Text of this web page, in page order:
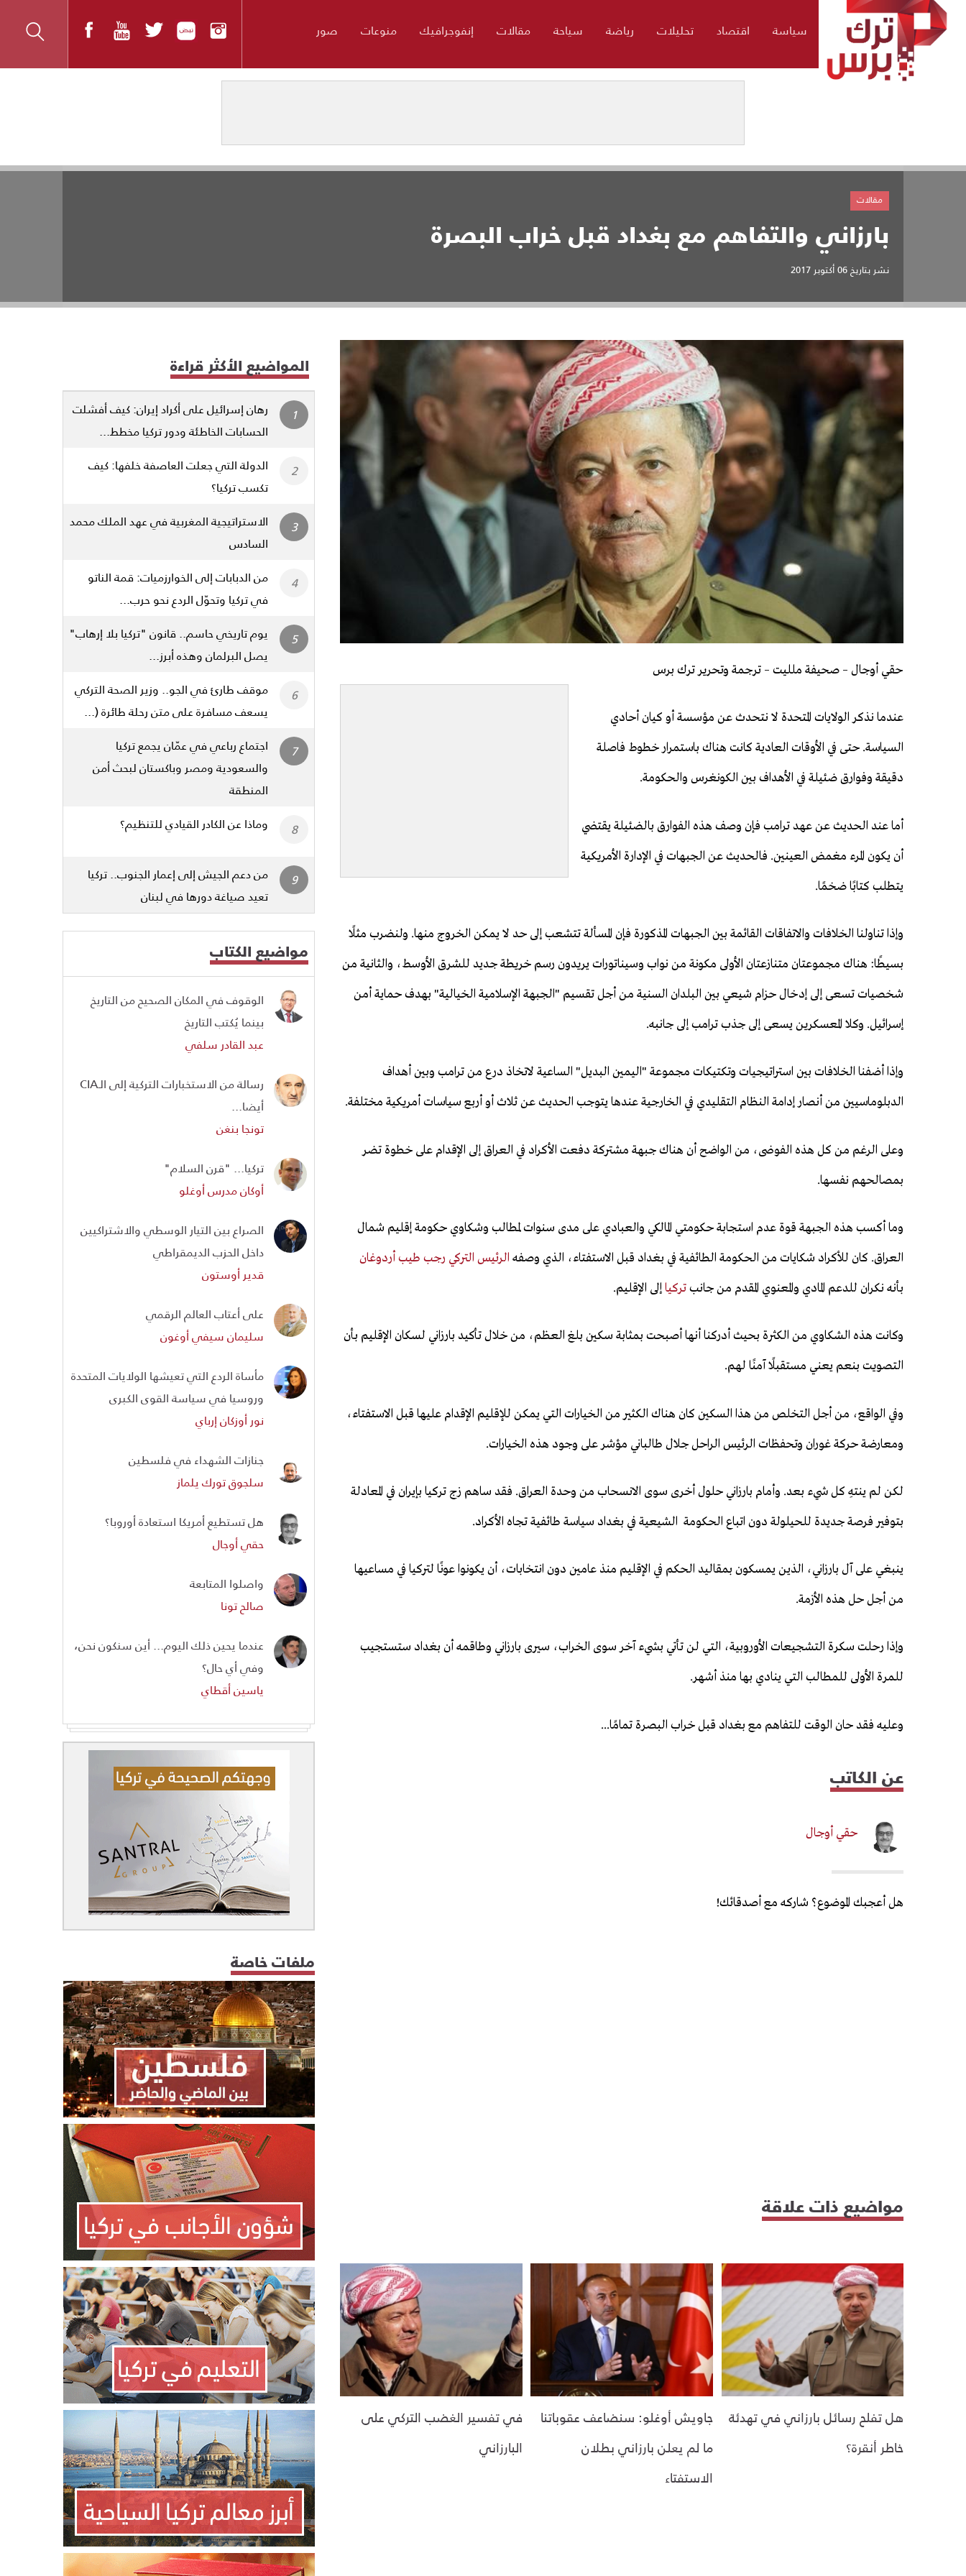
سياسة اقتصاد تحليلات رياضة سياحة مقالات إنفوجرافيك منوعات صور
بارزاني والتفاهم مع بغداد قبل خراب البصرة
نشر بتاريخ06 أكتوبر 2017
مقالات
حقي أوجال – صحيفة ملليت – ترجمة وتحرير ترك برس
عندما نذكر الولايات المتحدة لا نتحدث عن مؤسسة أو كيان أحادي
السياسة. حتى في الأوقات العادية كانت هناك باستمرار خطوط فاصلة
دقيقة وفوارق ضئيلة في الأهداف بين الكونغرس والحكومة.
أما عند الحديث عن عهد ترامب فإن وصف هذه الفوارق بالضئيلة يقتضي
أن يكون المرء مغمض العينين. فالحديث عن الجبهات في الإدارة الأمريكية
يتطلب كتابًا ضخمًا.
وإذا تناولنا الخلافات والاتفاقات القائمة بين الجبهات المذكورة فإن المسألة تتشعب إلى حد لا يمكن الخروج منها. ولنضرب مثلًا
بسيطًا: هناك مجموعتان متنازعتان الأولى مكونة من نواب وسيناتورات يريدون رسم خريطة جديد للشرق الأوسط، والثانية من
شخصيات تسعى إلى إدخال حزام شيعي بين البلدان السنية من أجل تقسيم "الجبهة الإسلامية الخيالية" بهدف حماية أمن
إسرائيل. وكلا المعسكرين يسعى إلى جذب ترامب إلى جانبه.
وإذا أضفنا الخلافات بين استراتيجيات وتكتيكات مجموعة "اليمين البديل" الساعية لاتخاذ درع من ترامب وبين أهداف
الدبلوماسيين من أنصار إدامة النظام التقليدي في الخارجية عندها يتوجب الحديث عن ثلاث أو أربع سياسات أمريكية مختلفة.
وعلى الرغم من كل هذه الفوضى، من الواضح أن هناك جبهة مشتركة دفعت الأكراد في العراق إلى الإقدام على خطوة تضر
بمصالحهم نفسها.
وما أكسب هذه الجبهة قوة عدم استجابة حكومتي المالكي والعبادي على مدى سنوات لمطالب وشكاوي حكومة إقليم شمال
العراق. كان للأكراد شكايات من الحكومة الطائفية في بغداد قبل الاستفتاء، الذي وصفه الرئيس التركي رجب طيب أردوغان
بأنه نكران للدعم المادي والمعنوي المقدم من جانبتركياإلى الإقليم.
وكانت هذه الشكاوي من الكثرة بحيث أدركنا أنها أصبحت بمثابة سكين بلغ العظم، من خلال تأكيد بارزاني لسكان الإقليم بأن
التصويت بنعم يعني مستقبلًا آمنًا لهم.
وفي الواقع، من أجل التخلص من هذا السكين كان هناك الكثير من الخيارات التي يمكن للإقليم الإقدام عليها قبل الاستفتاء،
ومعارضة حركة غوران وتحفظات الرئيس الراحل جلال طالباني مؤشر على وجود هذه الخيارات.
لكن لم ينتهِ كل شيء بعد. وأمام بارزاني حلول أخرى سوى الانسحاب من وحدة العراق. فقد ساهم زج تركيا بإيران في المعادلة
بتوفير فرصة جديدة للحيلولة دون اتباع الحكومة الشيعية في بغداد سياسة طائفية تجاه الأكراد.
ينبغي على آل بارزاني، الذين يمسكون بمقاليد الحكم في الإقليم منذ عامين دون انتخابات، أن يكونوا عونًا لتركيا في مساعيها
من أجل حل هذه الأزمة.
وإذا رحلت سكرة التشجيعات الأوروبية، التي لن تأتي بشيء آخر سوى الخراب، سيرى بارزاني وطاقمه أن بغداد ستستجيب
للمرة الأولى للمطالب التي ينادي بها منذ أشهر.
وعليه فقد حان الوقت للتفاهم مع بغداد قبل خراب البصرة تمامًا...
عن الكاتب
حقي أوجال
هل أعجبك الموضوع؟ شاركه مع أصدقائك!
مواضيع ذات علاقة
هل تفلح رسائل بارزاني في تهدئة
خاطر أنقرة؟
جاويش أوغلو: سنضاعف عقوباتنا
ما لم يعلن بارزاني بطلان
الاستفتاء
في تفسير الغضب التركي على
البارزاني
المواضيع الأكثر قراءة
رهان إسرائيل على أكراد إيران: كيف أفشلت
الحسابات الخاطئة ودور تركيا مخطط...
الدولة التي جعلت العاصفة خلفها: كيف
تكسب تركيا؟
الاستراتيجية المغربية في عهد الملك محمد
السادس
من الدبابات إلى الخوارزميات: قمة الناتو
في تركيا وتحوّل الردع نحو حرب...
يوم تاريخي حاسم.. قانون "تركيا بلا إرهاب"
يصل البرلمان وهذه أبرز...
موقف طارئ في الجو.. وزير الصحة التركي
يسعف مسافرة على متن رحلة طائرة (...
اجتماع رباعي في عمّان يجمع تركيا
والسعودية ومصر وباكستان لبحث أمن
المنطقة
وماذا عن الكادر القيادي للتنظيم؟
من دعم الجيش إلى إعمار الجنوب.. تركيا
تعيد صياغة دورها في لبنان
مواضيع الكتاب
الوقوف في المكان الصحيح من التاريخ
بينما يُكتب التاريخ
عبد القادر سلفي
رسالة من الاستخبارات التركية إلى الـCIA
أيضا...
تونجا بنغن
تركيا... "قرن السلام"
أوكان مدرس أوغلو
الصراع بين التيار الوسطي والاشتراكيين
داخل الحزب الديمقراطي
قدير أوستون
على أعتاب العالم الرقمي
سليمان سيفي أوغون
مأساة الردع التي تعيشها الولايات المتحدة
وروسيا في سياسة القوى الكبرى
نور أوزكان إرباي
جنازات الشهداء في فلسطين
سلجوق تورك يلماز
هل تستطيع أمريكا استعادة أوروبا؟
حقي أوجال
واصلوا المتابعة
صالح تونا
عندما يحين ذلك اليوم... أين سنكون نحن،
وفي أي حال؟
ياسين أقطاي
ملفات خاصة